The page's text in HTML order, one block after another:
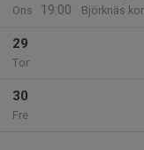
Ons
19:00
Björknäs
29
Tor
30
Fre